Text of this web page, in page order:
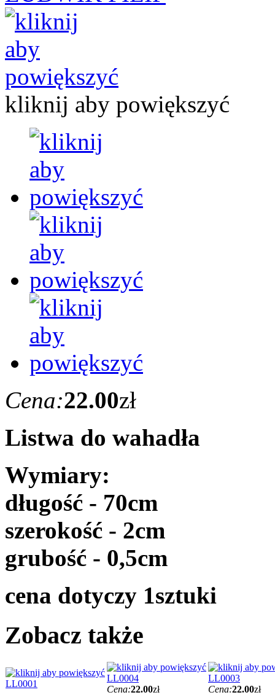
kliknij aby powiększyć
Cena:22.00zł
Listwa do wahadła
Wymiary:
długość - 70cm
szerokość - 2cm
grubość - 0,5cm
cena dotyczy 1sztuki
Zobacz także
LL0001
LL0004
Cena:22.00zł
LL0003
Cena:22.00zł